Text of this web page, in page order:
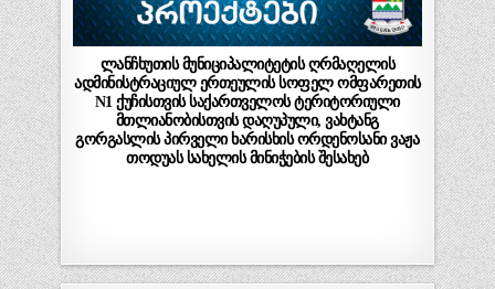
ლანჩხუთის მუნიციპალიტეტის ღრმაღელის
ადმინისტრაციულ ერთეულის სოფელ ომფარეთის
N1 ქუჩისთვის საქართველოს ტერიტორიული
მთლიანობისთვის დაღუპული, ვახტანგ
გორგასლის პირველი ხარისხის ორდენოსანი ვაჟა
თოდუას სახელის მინიჭების შესახებ